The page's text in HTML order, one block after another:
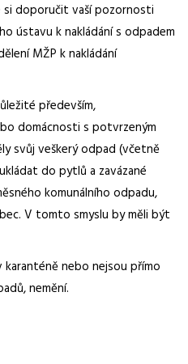
si doporučit vaší pozornosti
ústavu k nakládání s odpadem
MŽP k nakládání
především,
domácnosti s potvrzeným
svůj veškerý odpad (včetně
do pytlů a zavázané
komunálního odpadu,
V tomto smyslu by měli být
nebo nejsou přímo
nemění.